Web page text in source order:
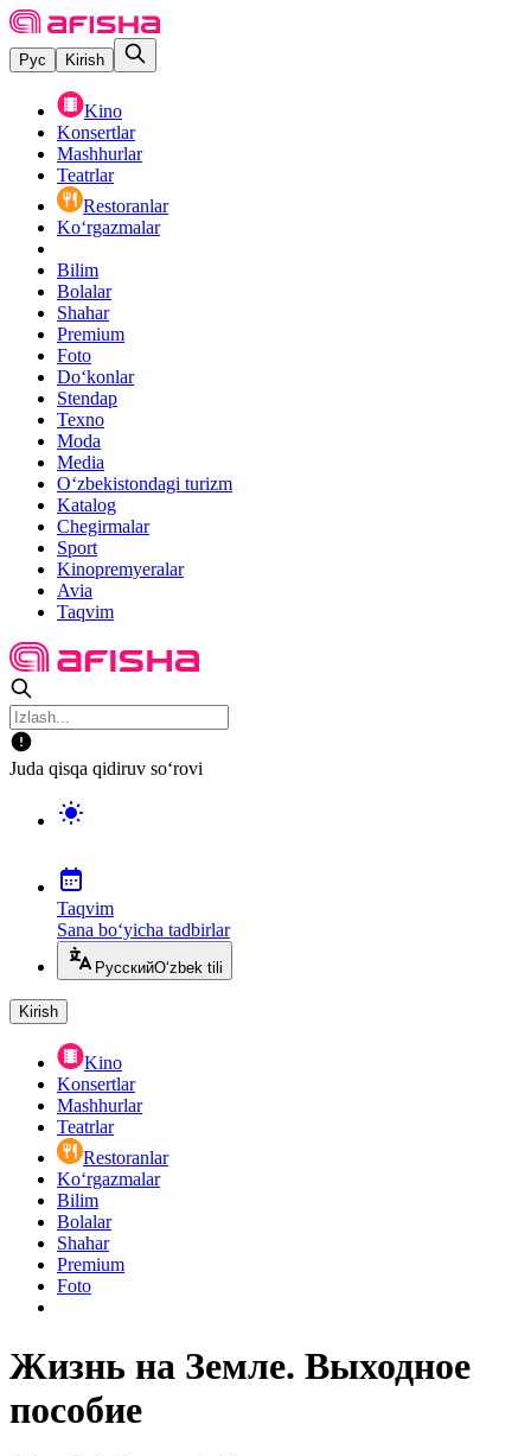
Рус Kirish
Kino
Konsertlar
Mashhurlar
Teatrlar
Restoranlar
Ko‘rgazmalar
Bilim
Bolalar
Shahar
Premium
Foto
Do‘konlar
Stendap
Texno
Moda
Media
O‘zbekistondagi turizm
Katalog
Chegirmalar
Sport
Kinopremyeralar
Avia
Taqvim
Juda qisqa qidiruv so‘rovi
Taqvim
Sana bo‘yicha tadbirlar
РусскийO‘zbek tili
Kirish
Kino
Konsertlar
Mashhurlar
Teatrlar
Restoranlar
Ko‘rgazmalar
Bilim
Bolalar
Shahar
Premium
Foto
Жизнь на Земле. Выходное
пособие